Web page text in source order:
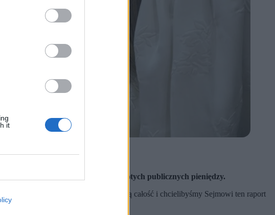
it
/ PAP)
marnotrawienie milionów złotych publicznych pieniędzy.
Wszystkie zeznania zbieramy w jedną całość i chcielibyśmy Sejmowi ten raport
FM.